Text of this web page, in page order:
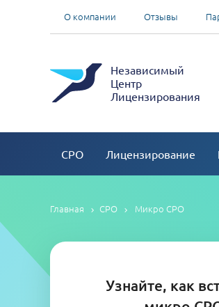
О компании Отзывы
Независимый
Центр
Лицензирования
СРО Лицензирование
Главная СРО Микро СРО
Узнайте, как